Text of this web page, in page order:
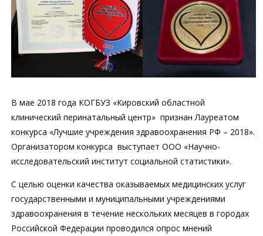
В мае 2018 года КОГБУЗ «Кировский областной
клинический перинатальный центр» признан Лауреатом
конкурса «Лучшие учреждения здравоохранения РФ – 2018».
Организатором конкурса выступает ООО «Научно-
исследовательский институт социальной статистики».
С целью оценки качества оказываемых медицинских услуг
государственными и муниципальными учреждениями
здравоохранения в течение нескольких месяцев в городах
Российской Федерации проводился опрос мнений